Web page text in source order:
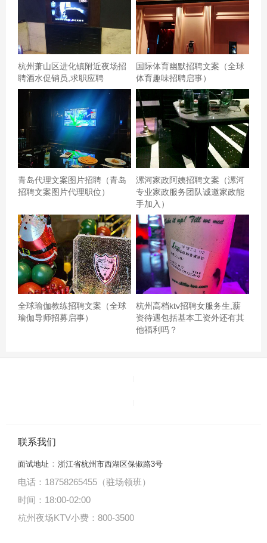
要求看客人的手机，真的醉了！！难得出来唱一次还那么
闹心，真是醉了！,
房间就两个射灯，从五点到最后没有一个服务员进来收拾
杭州萧山区进化镇附近夜场招
聘酒水促销员,求职应聘
国际体育幽默招聘文案（全球
体育趣味招聘启事）
青岛代理文案图片招聘（青岛
招聘文案图片代理职位）
漯河家政阿姨招聘文案（漯河
专业家政服务团队诚邀家政能
手加入）
全球瑜伽教练招聘文案（全球
瑜伽导师招募启事）
杭州高档ktv招聘女服务生,薪
资待遇包括基本工资外还有其
他福利吗？
联系我们
面试地址 ： 浙江省杭州市西湖区保俶路3号
电话：18758265455（驻场领班）
时间：18:00-02:00
杭州夜场KTV小费：800-3500